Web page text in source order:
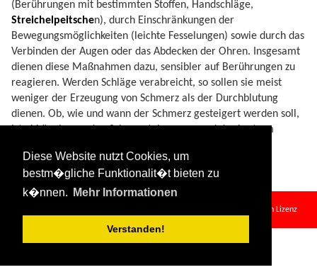
Diese Website nutzt Cookies, um
bestm�gliche Funktionalit�t bieten zu
k�nnen.
Mehr Informationen
Verstanden!
(Berührungen mit bestimmten Stoffen, Handschläge,
Streichelpeitschen), durch Einschränkungen der
Bewegungsmöglichkeiten (leichte Fesselungen) sowie durch das
Verbinden der Augen oder das Abdecken der Ohren. Insgesamt
dienen diese Maßnahmen dazu, sensibler auf Berührungen zu
reagieren. Werden Schläge verabreicht, so sollen sie meist
weniger der Erzeugung von Schmerz als der Durchblutung
dienen. Ob, wie und wann der Schmerz gesteigert werden soll,
ist abhängig von den Schmerztoleranzen und der Lust am
soft-sm.txt · Zuletzt geändert:2024/08/11 09:34
Falls nicht anders bezeichnet, ist der Inhalt dieses Wikis unter der folgenden Lizenz